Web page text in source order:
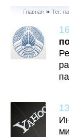
Главная » Тег: